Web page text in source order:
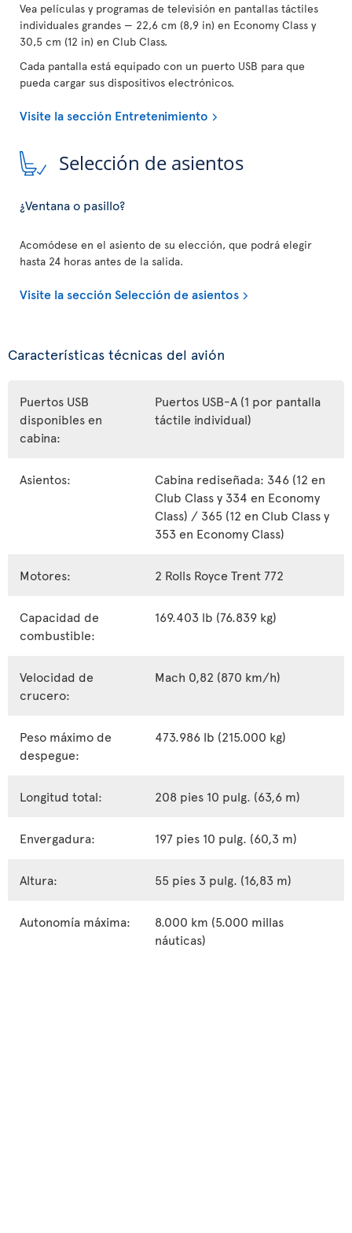
Vea películas y programas de televisión en pantallas táctiles
individuales grandes — 22,6 cm (8,9 in) en Economy Class y
30,5 cm (12 in) en Club Class.
Cada pantalla está equipado con un puerto USB para que
pueda cargar sus dispositivos electrónicos.
Visite la sección Entretenimiento
Selección de asientos
¿Ventana o pasillo?
Acomódese en el asiento de su elección, que podrá elegir
hasta 24 horas antes de la salida.
Visite la sección Selección de asientos
Características técnicas del avión
Puertos USB
disponibles en
cabina:
Puertos USB-A (1 por pantalla
táctile individual)
Asientos:
Cabina rediseñada: 346 (12 en
Club Class y 334 en Economy
Class) / 365 (12 en Club Class y
353 en Economy Class)
Motores: 2 Rolls Royce Trent 772
Capacidad de
combustible:
169.403 lb (76.839 kg)
Velocidad de
crucero:
Mach 0,82 (870 km/h)
Peso máximo de
despegue:
473.986 lb (215.000 kg)
Longitud total: 208 pies 10 pulg. (63,6 m)
Envergadura: 197 pies 10 pulg. (60,3 m)
Altura: 55 pies 3 pulg. (16,83 m)
Autonomía máxima:
8.000 km (5.000 millas
náuticas)